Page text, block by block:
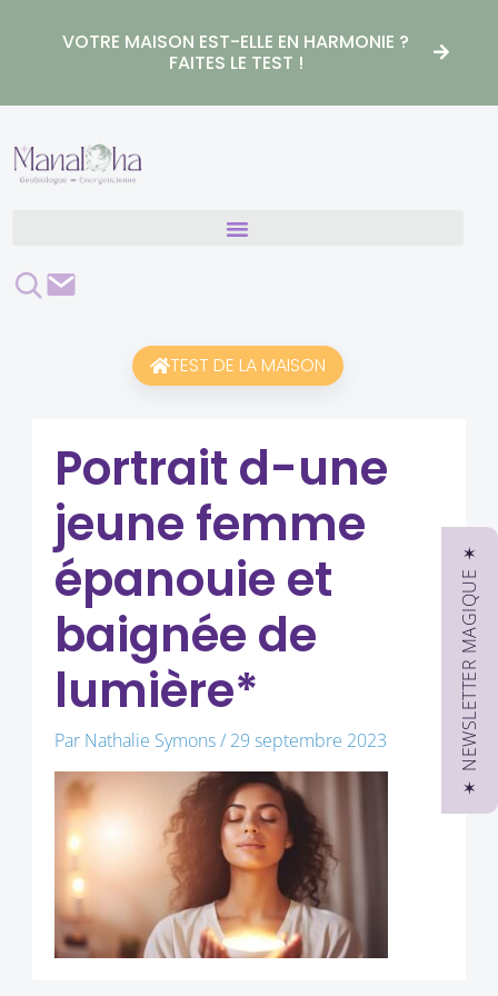
VOTRE MAISON EST-ELLE EN HARMONIE ?
FAITES LE TEST !
Rechercher
Contact
TEST DE LA MAISON
Portrait d-une
jeune femme
épanouie et
baignée de
lumière*
Par Nathalie Symons/ 29 septembre 2023 ✶ NEWSLETTER MAGIQUE ✶